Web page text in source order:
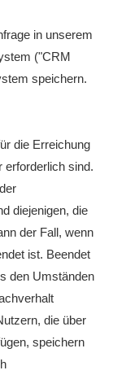
in unserem
("CRM
speichern.
die Erreichung
erforderlich sind.
diejenigen, die
der Fall, wenn
ist. Beendet
den Umständen
die über
speichern